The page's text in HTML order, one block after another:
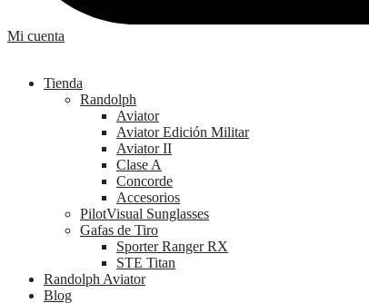
Mi cuenta
Tienda
Randolph
Aviator
Aviator Edición Militar
Aviator II
Clase A
Concorde
Accesorios
PilotVisual Sunglasses
Gafas de Tiro
Sporter Ranger RX
STE Titan
Randolph Aviator
Blog